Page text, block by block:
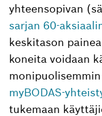
yhteensopivan
sarjan 60-
keskitason
koneita voidaan
myBODAS-
tukemaan